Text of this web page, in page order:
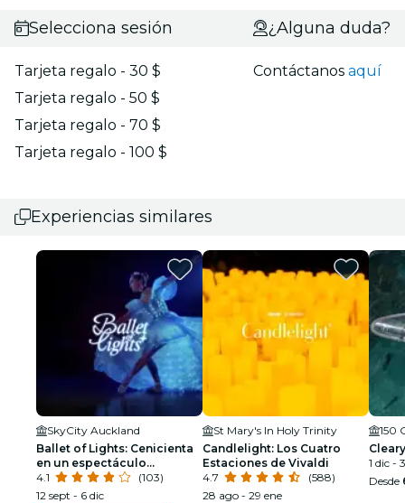
Selecciona sesión
Tarjeta regalo - 30 $
Tarjeta regalo - 50 $
Tarjeta regalo - 70 $
Tarjeta regalo - 100 $
¿Alguna duda?
Contáctanosaquí
Experiencias similares
SkyCity Auckland
Ballet of Lights: Cenicienta
en un espectáculo
deslumbrante
4.1
(103)
12 sept - 6 dic
St Mary's In Holy Trinity
Candlelight: Los Cuatro
Estaciones de Vivaldi
4.7
(588)
28 ago - 29 ene
150
1 dic -
Desde